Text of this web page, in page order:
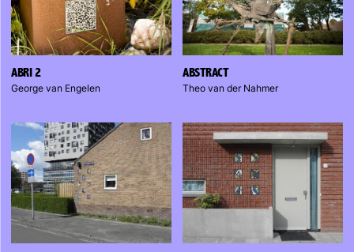
ABRI 2
George van Engelen
ABSTRACT
Theo van der Nahmer